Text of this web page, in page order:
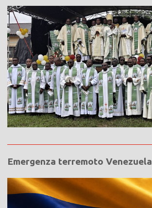
Emergenza terremoto Venezuela